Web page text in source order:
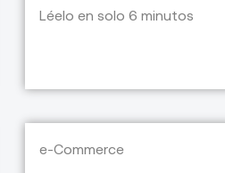
Léelo en solo 6 minutos
e-Commerce